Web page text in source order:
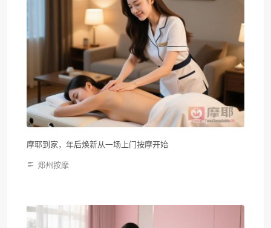
摩耶到家，年后焕新从一场上门按摩开始
郑州按摩